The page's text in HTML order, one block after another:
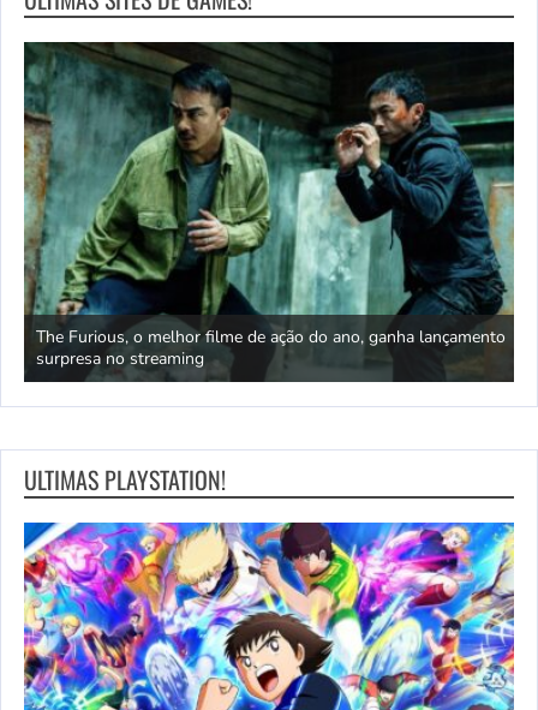
The Furious, o melhor filme de ação do ano, ganha lançamento
surpresa no streaming
ULTIMAS PLAYSTATION!